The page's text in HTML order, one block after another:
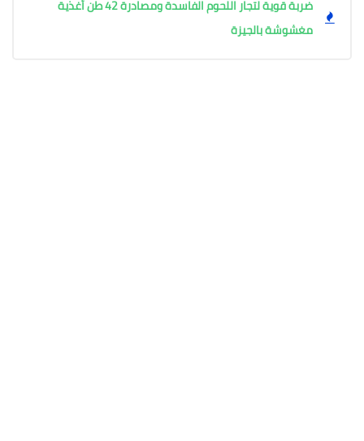
ضربة قوية لتجار اللحوم الفاسدة ومصادرة 42 طن أغذية
مغشوشة بالجيزة